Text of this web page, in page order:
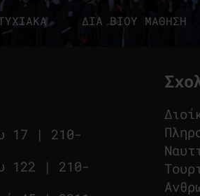
ΔΙΑ ΒΙΟΥ ΜΑΘΗΣΗ
17 | 210-
122 | 210-